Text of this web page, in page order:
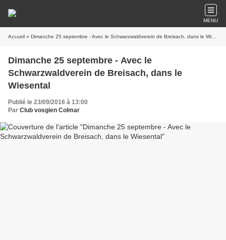
MENU
Accueil » Dimanche 25 septembre - Avec le Schwarzwaldverein de Breisach, dans le Wiesental
Dimanche 25 septembre - Avec le
Schwarzwaldverein de Breisach, dans le
Wiesental
Publié le 23/09/2016 à 13:00
Par Club vosgien Colmar